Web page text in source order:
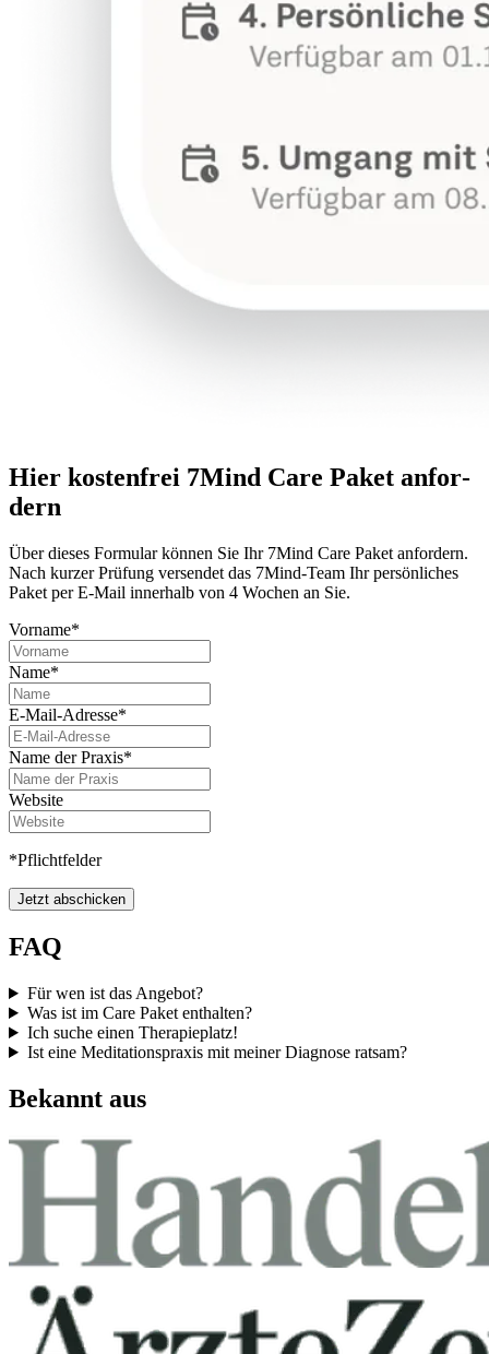
Hier kostenfrei 7Mind Care Paket anfor­
dern
Über dieses For­mu­lar können Sie Ihr 7Mind Care Paket anfor­dern.
Nach kurzer Prü­fung versendet das 7Mind-Team Ihr per­sön­li­ches
Paket per E-Mail innerhalb von 4 Wochen an Sie.
Vorname*
Name*
E-Mail-Adresse*
Name der Praxis*
Website
*Pflichtfelder
Jetzt abschicken
FAQ
Für wen ist das Angebot?
Was ist im Care Paket enthalten?
Ich suche einen Therapieplatz!
Ist eine Meditationspraxis mit meiner Diagnose ratsam?
Bekannt aus